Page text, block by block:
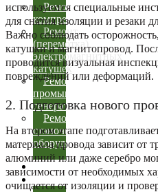
Ремонт
компрессоров
Ремонт
(перемотка)
электромагнитных
катушек
Ремонт
промышленных
генераторов
Ремонт
станочного
оборудования
Подшипники
Карьера
используются специальные
для снятия изоляции и резаки
Важно соблюдать
катушки и магнитопровод.
проводится визуальная
повреждений или деформаций.
2. Подготовка нового
На втором этапе
материала провода зависит от
алюминий или даже серебро
зависимости от необходимых
очищается от изоляции и